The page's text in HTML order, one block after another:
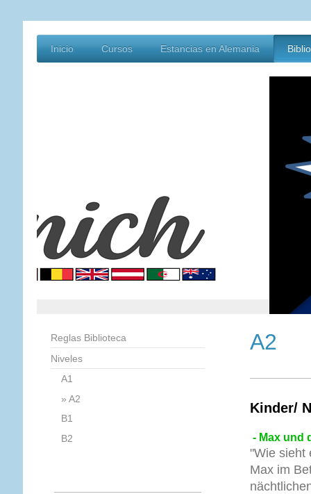
Inicio Cursos Estancias en Alemania
A2
Kinder/
- Max und
"Wie sieht
Max im
Reglas Biblioteca
Niveles
A1
A2
B1
B2